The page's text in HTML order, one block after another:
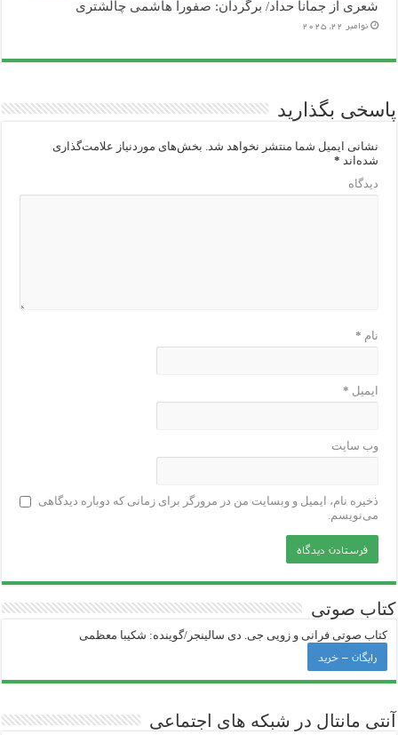
شعری از جمانا حداد/ برگردان: صفورا هاشمی چالشتری
نوامبر 22, 2025
پاسخی بگذارید
نشانی ایمیل شما منتشر نخواهد شد. بخش‌های موردنیاز علامت‌گذاری
شده‌اند *
دیدگاه
نام *
ایمیل *
وب‌ سایت
ذخیره نام، ایمیل و وبسایت من در مرورگر برای زمانی که دوباره دیدگاهی
می‌نویسم.
کتاب صوتی
کتاب صوتی فرانی و زویی جی‌. دی سالینجر/گوینده: شکیبا معظمی
رایگان – خرید
آنتی ‌مانتال در شبکه های اجتماعی